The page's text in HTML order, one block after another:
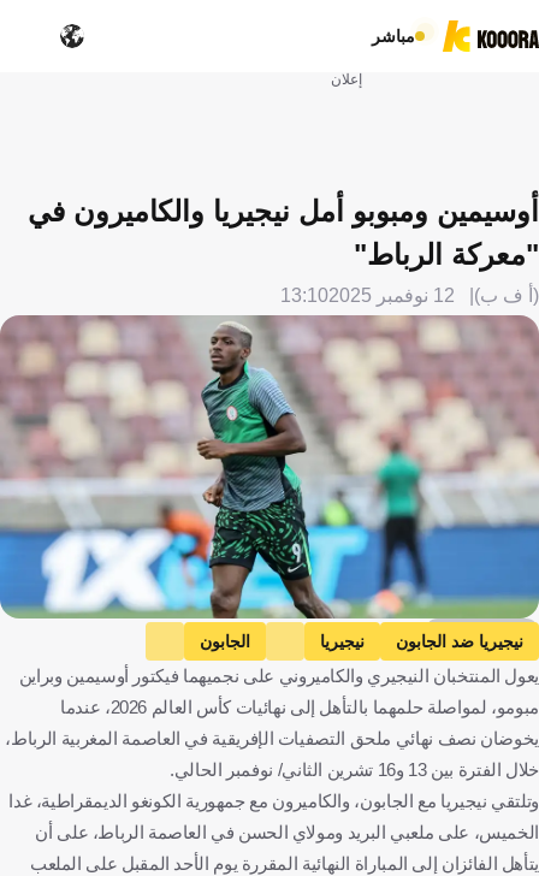
مباشر
إعلان
أوسيمين ومبوبو أمل نيجيريا والكاميرون في
"معركة الرباط"
(أ ف ب) 12 نوفمبر 2025 13:10
Getty Images
نيجيريا ضد الجابون نيجيريا
الجابون
التصفيات المؤهلة لكأس العالم - إفريقيا
الكاميرون ضد الكونغو الديمقراطية
الكاميرون
يعول المنتخبان النيجيري والكاميروني على نجميهما فيكتور أوسيمين وبراين
مبومو، لمواصلة حلمهما بالتأهل إلى نهائيات كأس العالم 2026، عندما
يخوضان نصف نهائي ملحق التصفيات الإفريقية في العاصمة المغربية الرباط،
خلال الفترة بين 13 و16 تشرين الثاني/ نوفمبر الحالي.
وتلتقي نيجيريا مع الجابون، والكاميرون مع جمهورية الكونغو الديمقراطية، غدا
الخميس، على ملعبي البريد ومولاي الحسن في العاصمة الرباط، على أن
يتأهل الفائزان إلى المباراة النهائية المقررة يوم الأحد المقبل على الملعب